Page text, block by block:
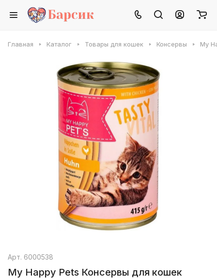
Главная Каталог Товары для кошек Консервы My
Арт. 6000538
My Happy Pets Консервы для кошек